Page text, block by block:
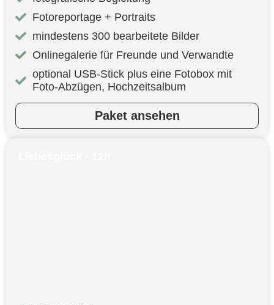
Fotoreportage + Portraits
mindestens 300 bearbeitete Bilder
Onlinegalerie für Freunde und Verwandte
optional USB-Stick plus eine Fotobox mit
Foto-Abzügen, Hochzeitsalbum
Paket ansehen